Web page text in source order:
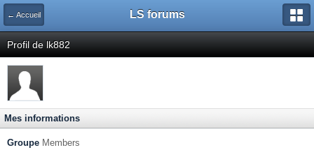
← Accueil LS forums
Profil de lk882
Mes informations
Groupe Members